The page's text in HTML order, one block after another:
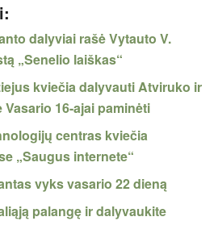
dalyviai rašė Vytauto V.
„Senelio laiškas“
kviečia dalyvauti Atviruko ir
16-ajai paminėti
centras kviečia
„Saugus internete“
vyks vasario 22 dieną
palangę ir dalyvaukite